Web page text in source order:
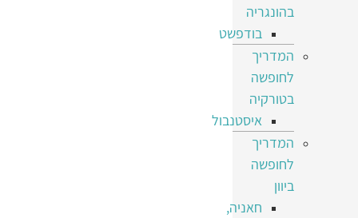
בהונגריה
בודפשט
המדריך
לחופשה
בטורקיה
איסטנבול
המדריך
לחופשה
ביוון
חאניה,